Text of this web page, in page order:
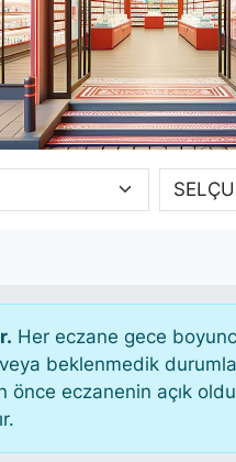
Her eczane gece
beklenmedik
önce eczanenin açık